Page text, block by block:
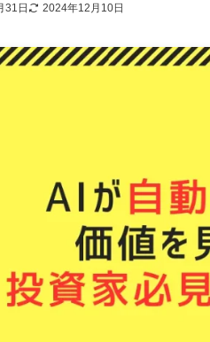
31日 2024年12月10日